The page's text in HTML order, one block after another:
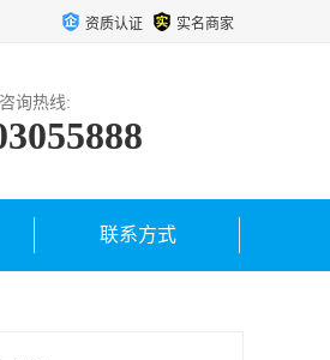
资质认证 实名商家
询热线:
联系方式